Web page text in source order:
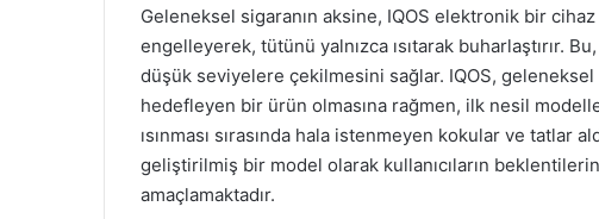
Geleneksel sigaranın aksine, IQOS elektronik bir
engelleyerek, tütünü yalnızca ısıtarak buharlaştırır.
düşük seviyelere çekilmesini sağlar. IQOS,
hedefleyen bir ürün olmasına rağmen, ilk nesil
ısınması sırasında hala istenmeyen kokular ve tatlar
geliştirilmiş bir model olarak kullanıcıların
amaçlamaktadır.